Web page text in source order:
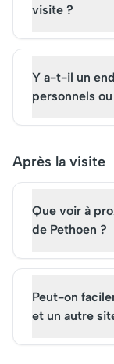
visite ?
Y a-t-il un
personnels
Après la visite
Que voir à
de Pethoen ?
Peut-on
et un autre